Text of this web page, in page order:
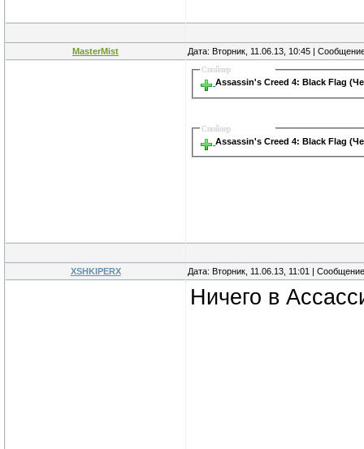
MasterMist Дата: Вторник, 11.06.13, 10:45 |
Спойлер
Assassin's Creed 4: Black Flag
Спойлер
Assassin's Creed 4: Black Flag
XSHKIPERX Дата: Вторник, 11.06.13, 11:01 |
Ничего в